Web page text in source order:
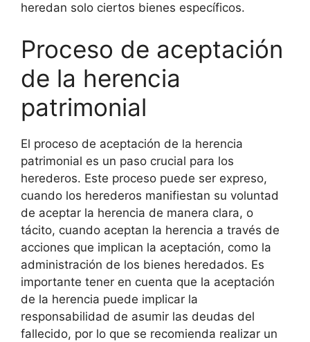
heredan solo ciertos bienes específicos.
Proceso de aceptación
de la herencia
patrimonial
El proceso de aceptación de la herencia
patrimonial es un paso crucial para los
herederos. Este proceso puede ser expreso,
cuando los herederos manifiestan su voluntad
de aceptar la herencia de manera clara, o
tácito, cuando aceptan la herencia a través de
acciones que implican la aceptación, como la
administración de los bienes heredados. Es
importante tener en cuenta que la aceptación
de la herencia puede implicar la
responsabilidad de asumir las deudas del
fallecido, por lo que se recomienda realizar un